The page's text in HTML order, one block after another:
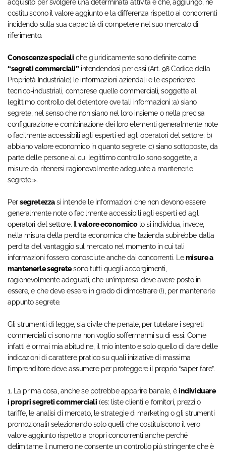
acquisito per svolgere una determinata attività e che, aggiungo, ne
costituiscono il valore aggiunto e la differenza rispetto ai concorrenti
incidendo sulla sua capacità di competere nel suo mercato di
riferimento.
Conoscenze speciali che giuridicamente sono definite come
“segreti commerciali” intendendosi per essi (Art. 98 Codice della
Proprietà Industriale) le informazioni aziendali e le esperienze
tecnico-industriali, comprese quelle commerciali, soggette al
legittimo controllo del detentore ove tali informazioni :a) siano
segrete, nel senso che non siano nel loro insieme o nella precisa
configurazione e combinazione dei loro elementi generalmente note
o facilmente accessibili agli esperti ed agli operatori del settore; b)
abbiano valore economico in quanto segrete; c) siano sottoposte, da
parte delle persone al cui legittimo controllo sono soggette, a
misure da ritenersi ragionevolmente adeguate a mantenerle
segrete.».
Persegretezzasi intende le informazioni che non devono essere
generalmente note o facilmente accessibili agli esperti ed agli
operatori del settore. Ilvalore economicolo si individua, invece,
nella misura della perdita economica che l’azienda subirebbe dalla
perdita del vantaggio sul mercato nel momento in cui tali
informazioni fossero conosciute anche dai concorrenti. Lemisure a
mantenerle segretesono tutti quegli accorgimenti,
ragionevolmente adeguati, che un’impresa deve avere posto in
essere, e che deve essere in grado di dimostrare (!), per mantenerle
appunto segrete.
Gli strumenti di legge, sia civile che penale, per tutelare i segreti
commerciali ci sono ma non voglio soffermarmi su di essi. Come
infatti è ormai mia abitudine, il mio intento e solo quello di dare delle
indicazioni di carattere pratico su quali iniziative di massima
l’imprenditore deve assumere per proteggere il proprio “saper fare”.
1. La prima cosa, anche se potrebbe apparire banale, èindividuare
i propri segreti commerciali (es: liste clienti e fornitori, prezzi o
tariffe, le analisi di mercato, le strategie di marketing o gli strumenti
promozionali) selezionando solo quelli che costituiscono il vero
valore aggiunto rispetto a propri concorrenti anche perché
delimitarne il numero ne consente un controllo più stringente che è